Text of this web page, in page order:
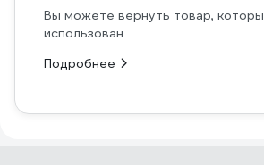
Вы можете вернуть товар,
использован
Подробнее